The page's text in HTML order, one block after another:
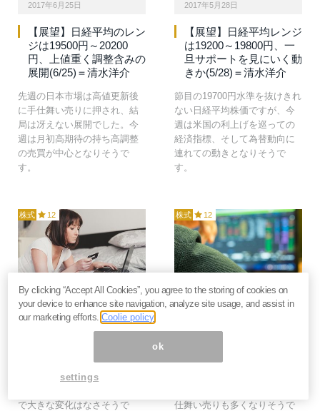
2017年6月25日
【展望】日経平均のレン
ジは19500円～20200
円、上値重く調整含みの
展開(6/25)＝清水洋介
先週の日本市場は高値更新後
に手仕舞い売りに押され、結
局は冴えない展開でした。今
週は月初高期待の持ち高調整
の売買が中心となりそうで
す。
2017年5月28日
【展望】日経平均レンジ
は19200～19800円、一
旦サポートを見にいく動
きか(5/28)＝清水洋介
節目の19700円水準を抜けきれ
ない日経平均株価ですが、今
週は米国の利上げを巡っての
経済指標、そして為替動向に
連れての動きとなりそうで
す。
株式 12
2017年4月30日
【展望】日経平均予想レ
ンジは18800～19300
今週の日経平均株価は2営業日
で大きな変化はなさそうで
株式 12
2017年4月23日
【展望】日経平均は戻り
仕舞い売りも多くなりそうで
By clicking “Accept All Cookies”, you agree to the storing of cookies on
your device to enhance site navigation, analyze site usage, and assist in
our marketing efforts.Coolie policy
ok
settings